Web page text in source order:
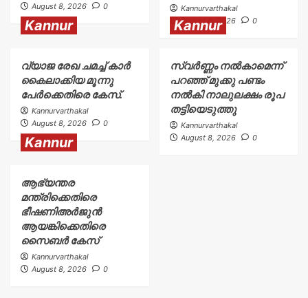
August 8, 2026
0
Kannurvarthakal
August 8, 2026
0
Kannur
വ്യാജ രേഖ ചമച്ച് കാർ
കൈലാക്കിയ മൂന്നു
പേർക്കെതിരെ കേസ്.
Kannurvarthakal
August 8, 2026
0
Kannur
സ്വർണ്ണം നൽകാമെന്ന്
പറഞ്ഞ് മുക്കു പണ്ടം
നൽകി നാലുലക്ഷം രൂപ
തട്ടിയെടുത്തു
Kannurvarthakal
August 8, 2026
0
Kannur
ആഭ്യന്തര
മന്ത്രിക്കെതിരെ
ഭീഷണിഅർജുൻ
ആയങ്കിക്കെതിരെ
സൈബർ കേസ്
Kannurvarthakal
August 8, 2026
0